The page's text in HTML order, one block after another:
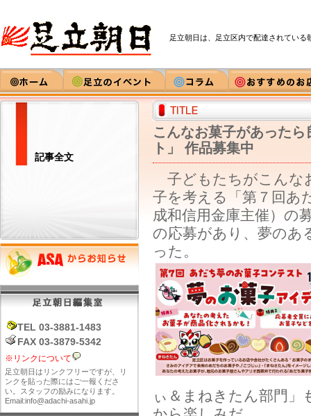
足立朝日は、足立区内で配達されてい
記事全文
TEL 03-3881-1483
FAX 03-3879-5342
※リンクについて
足立朝日はリンクフリーですが、リ
ンクを貼った際にはご一報くださ
い。スタッフの励みになります。
Email:info@adachi-asahi.jp
こんなお菓子があった
ト」 作品募集中
子どもたちがこんな
子を考える「第７回あ
成和信用金庫主催）の
の応募があり、夢のあ
った。
ぃ＆まねきたん部門」